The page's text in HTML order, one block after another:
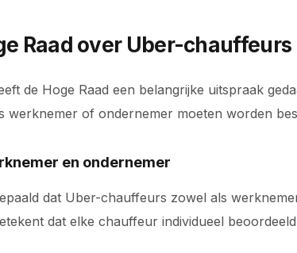
Raad over Uber-chauffeurs
de Hoge Raad een belangrijke uitspraak
werknemer of ondernemer moeten worden
en ondernemer
dat Uber-chauffeurs zowel als
dat elke chauffeur individueel